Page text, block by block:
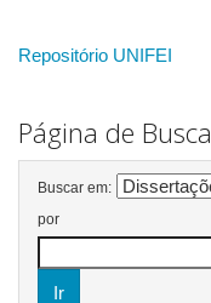
Repositório UNIFEI
Página de Busca
Buscar em:
por